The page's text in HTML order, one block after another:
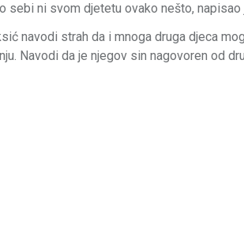
sebi ni svom djetetu ovako nešto, napisao
navodi strah da i mnoga druga djeca
Navodi da je njegov sin nagovoren od